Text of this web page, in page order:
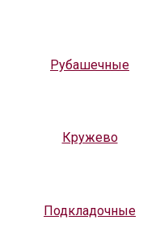
Рубашечные
Кружево
Подкладочные